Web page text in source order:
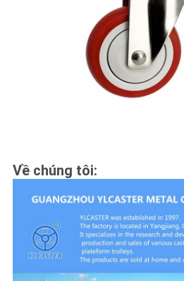
Về chúng tôi: